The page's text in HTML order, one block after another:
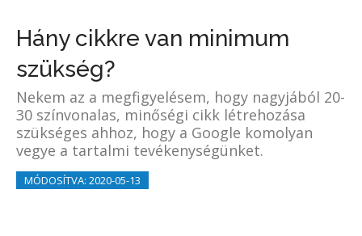
Hány cikkre van minimum
szükség?
Nekem az a megfigyelésem, hogy nagyjából 20-
30 színvonalas, minőségi cikk létrehozása
szükséges ahhoz, hogy a Google komolyan
vegye a tartalmi tevékenységünket.
MÓDOSÍTVA: 2020-05-13